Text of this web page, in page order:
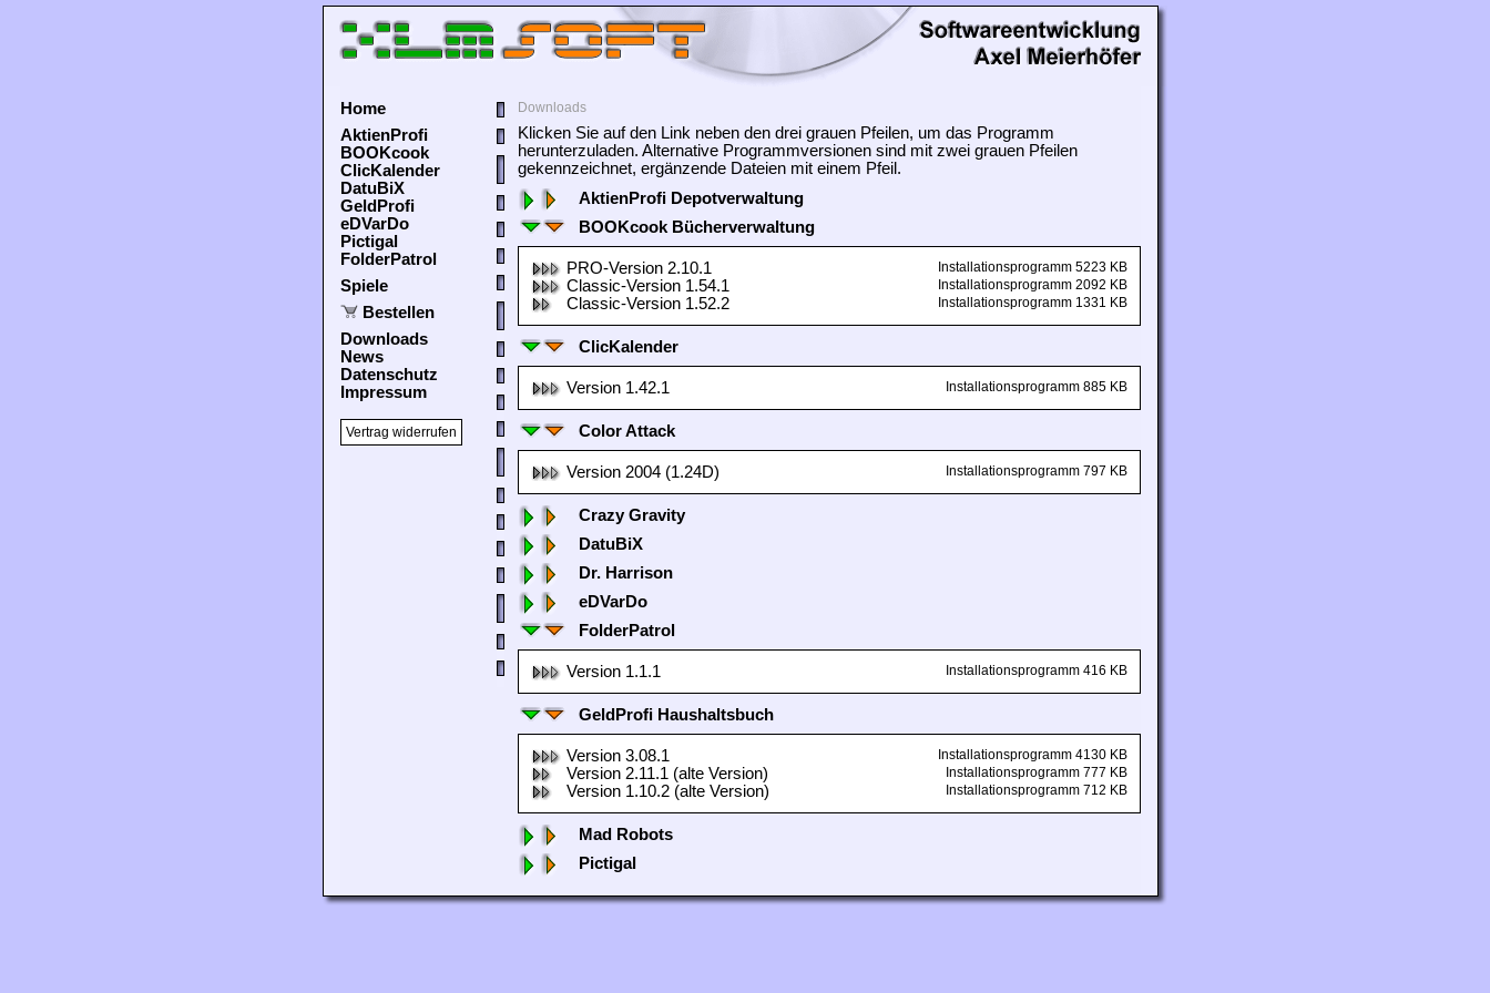
Home
AktienProfi
BOOKcook
ClicKalender
DatuBiX
GeldProfi
eDVarDo
Pictigal
FolderPatrol
Spiele
Bestellen
Downloads
News
Datenschutz
Impressum
Vertrag widerrufen
Downloads
Klicken Sie auf den Link neben den drei grauen Pfeilen, um das Programm
herunterzuladen. Alternative Programmversionen sind mit zwei grauen Pfeilen
gekennzeichnet, ergänzende Dateien mit einem Pfeil.
AktienProfi Depotverwaltung
BOOKcook Bücherverwaltung
PRO-Version 2.10.1 Installationsprogramm 5223 KB
Classic-Version 1.54.1 Installationsprogramm 2092 KB
Classic-Version 1.52.2 Installationsprogramm 1331 KB
ClicKalender
Version 1.42.1 Installationsprogramm 885 KB
Color Attack
Version 2004 (1.24D) Installationsprogramm 797 KB
Crazy Gravity
DatuBiX
Dr. Harrison
eDVarDo
FolderPatrol
Version 1.1.1 Installationsprogramm 416 KB
GeldProfi Haushaltsbuch
Version 3.08.1 Installationsprogramm 4130 KB
Version 2.11.1 (alte Version) Installationsprogramm 777 KB
Version 1.10.2 (alte Version) Installationsprogramm 712 KB
Mad Robots
Pictigal